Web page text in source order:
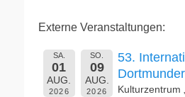
Externe Veranstaltungen:
SA.
01
AUG.
2026
SO.
09
AUG.
2026
53.
Kulturzentrum